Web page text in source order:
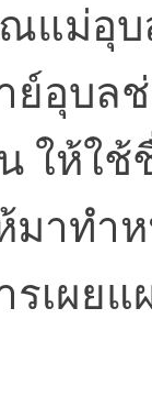
แม่อุบ
ย์อุบล
ให้ใช้
มาทำ
รเผย